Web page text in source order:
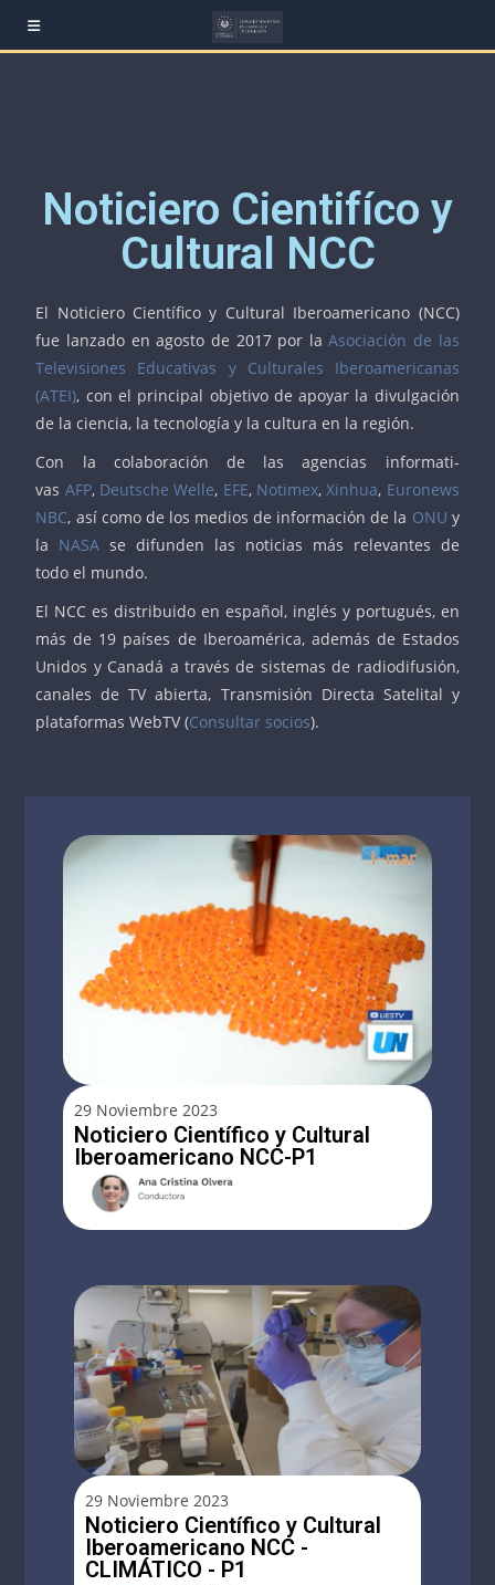
Noticiero Cientifíco y
Cultural NCC
El No­ti­cie­ro Cien­tí­fi­co y Cul­tu­ral Ibe­roa­me­ri­cano (NCC)
fue lan­za­do en agos­to de 2017 por laAso­cia­ción de las
Te­le­vi­sio­nes Edu­ca­ti­vas y Cul­tu­ra­les Ibe­roa­me­ri­ca­nas
(ATEI), con el prin­ci­pal ob­je­ti­vo de apo­yar la di­vul­ga­ción
de la cien­cia, la tec­no­logía y la cul­tu­ra en la re­gión.
Con la colaboración de las agen­cias in­for­ma­ti­
vas AFP, Deuts­che We­lle, EFE, No­ti­mex,Xin­hua, Euronews
NBC, así como de los medios de información de la ONU y
la NASA se difunden las noticias más relevantes de
todo el mundo.
El NCC es dis­tri­bui­do en es­pa­ñol, inglés y por­tu­gués, en
más de 19 países de Iberoamérica, ade­más de Es­ta­dos
Uni­dos y Ca­na­dá a través de sis­te­mas de ra­dio­di­fu­sión,
ca­na­les de TV abier­ta, Trans­mi­sión Di­rec­ta Sa­te­li­tal y
pla­ta­for­mas WebTV (Consultar socios).
29 Noviembre 2023
Noticiero Científico y Cultural
Iberoamericano NCC-P1
29 Noviembre 2023
Noticiero Científico y Cultural
Iberoamericano NCC -
CLIMÁTICO - P1